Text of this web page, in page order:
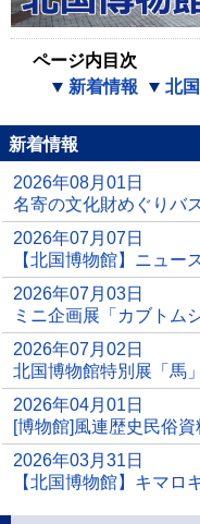
ページ内目次
新着情報
北
新着情報
2026年08月01日
名寄の文化財めぐりバ
2026年07月07日
【北国博物館】ニュー
2026年07月03日
ミニ企画展「カブトム
2026年07月02日
北国博物館特別展「馬
2026年04月01日
[博物館]風連歴史民俗
2026年03月31日
【北国博物館】キマロ